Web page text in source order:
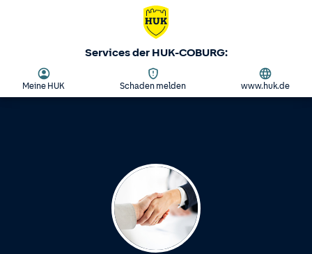
Services der HUK-COBURG:
Meine HUK Schaden melden www.huk.de